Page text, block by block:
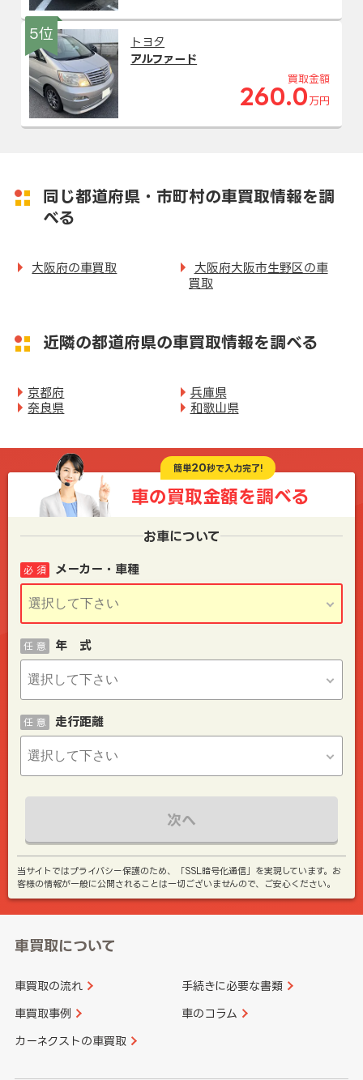
5位
トヨタ
アルファード
買取金額
260.0 万円
同じ都道府県・市町村の車買取情報を調
べる
大阪府の車買取
大阪府大阪市生野区の車
買取
近隣の都道府県の車買取情報を調べる
京都府
兵庫県
奈良県
和歌山県
簡単20秒で入力完了!
車の買取金額を調べる
お車について
メーカー・車種
必 須
年 式
任 意
走行距離
任 意
次へ
当サイトではプライバシー保護のため、「SSL暗号化通信」を実現しています。お
客様の情報が一般に公開されることは一切ございませんので、ご安心ください。
車買取について
車買取の流れ 手続きに必要な書類
車買取事例 車のコラム
カーネクストの車買取